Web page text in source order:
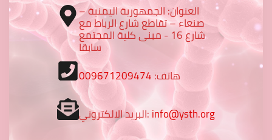
العنوان: الجمهورية اليمنية –
صنعاء – تقاطع شارع الرباط مع
شارع 16 - مبنى كلية المجتمع
سابقا
هاتف:009671209474
البريد الالكتروني:info@ysth.org